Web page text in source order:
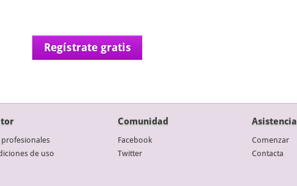
Regístrate gratis
profesionales
de uso
Comunidad
Facebook
Twitter
Asistencia
Comenzar
Contacta